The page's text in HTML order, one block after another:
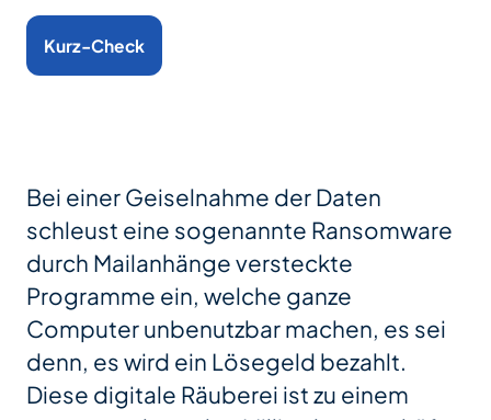
Kurz-Check
Bei einer Geiselnahme der Daten
schleust eine sogenannte Ransomware
durch Mailanhänge versteckte
Programme ein, welche ganze
Computer unbenutzbar machen, es sei
denn, es wird ein Lösegeld bezahlt.
Diese digitale Räuberei ist zu einem